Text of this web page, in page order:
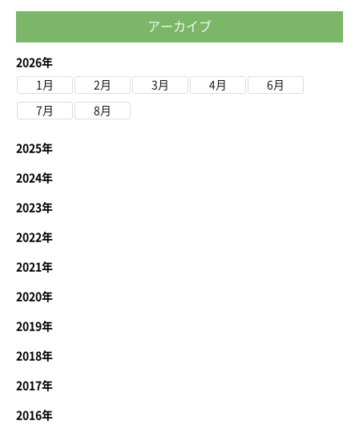
アーカイブ
2026年
1月
2月 3月 4月 6月
7月 8月
2025年
2024年
2023年
2022年
2021年
2020年
2019年
2018年
2017年
2016年